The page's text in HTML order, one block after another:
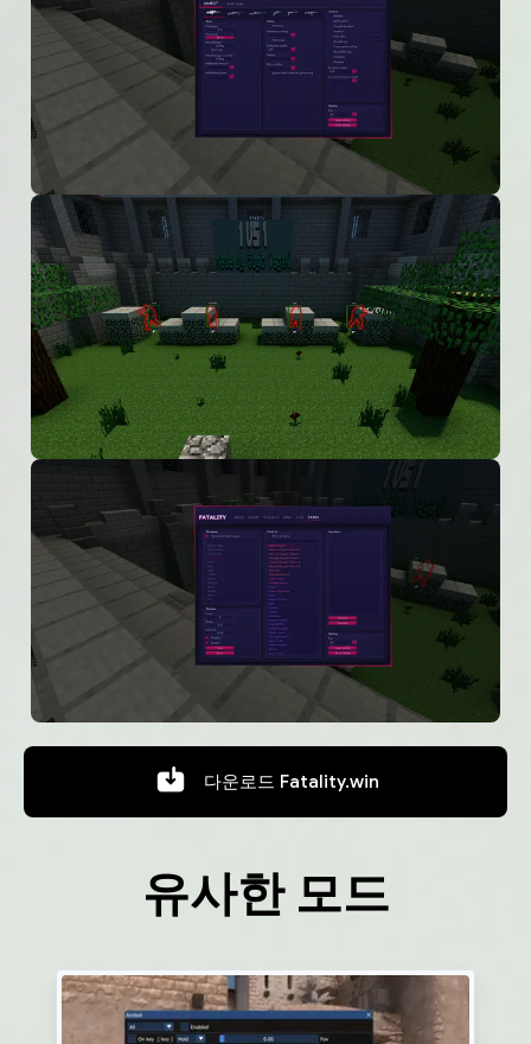
다운로드 Fatality.win
유사한 모드